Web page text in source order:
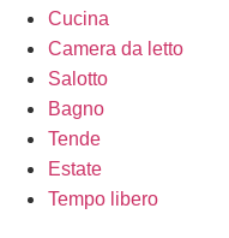
Cucina
Camera da letto
Salotto
Bagno
Tende
Estate
Tempo libero